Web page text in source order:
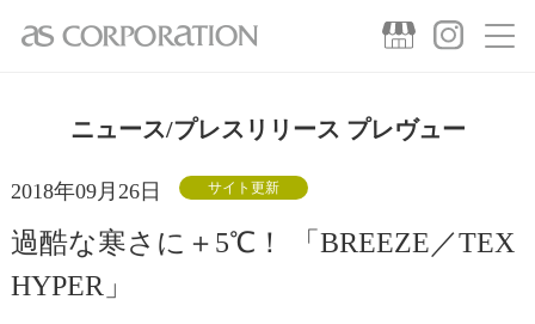
ニュース/プレスリリース プレヴュー
2018年09月26日 サイト更新
過酷な寒さに＋5℃！ 「BREEZE／TEX
HYPER」